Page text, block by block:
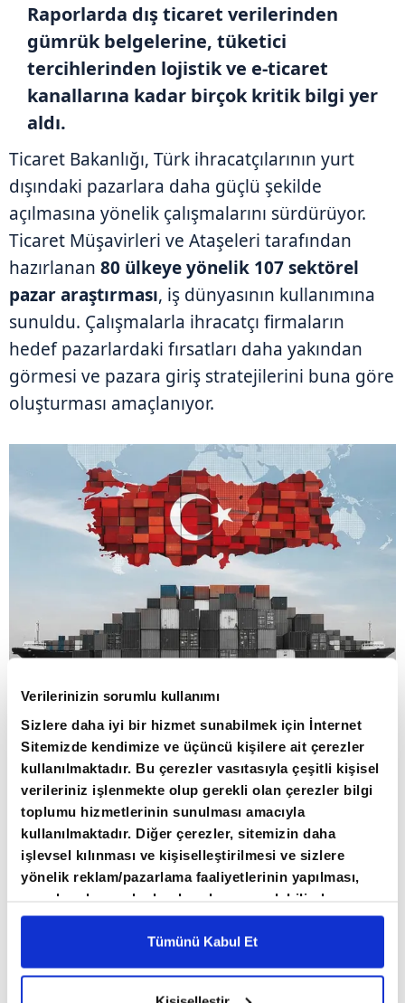
Verilerinizin sorumlu kullanımı
Sizlere daha iyi bir hizmet sunabilmek için İnternet
Sitemizde kendimize ve üçüncü kişilere ait çerezler
kullanılmaktadır. Bu çerezler vasıtasıyla çeşitli kişisel
verileriniz işlenmekte olup gerekli olan çerezler bilgi
toplumu hizmetlerinin sunulması amacıyla
kullanılmaktadır. Diğer çerezler, sitemizin daha
işlevsel kılınması ve kişiselleştirilmesi ve sizlere
yönelik reklam/pazarlama faaliyetlerinin yapılması,
amaçlarıyla sınırlı olarak açık rızanız dahilinde
kullanılacaktır. Çerezlere ilişkin tercihlerinizi çerez
paneli vasıtasıyla belirleyebilirsiniz. Çerezlere ilişkin
detaylı bilgi için Ayarlar butonuna tıklayabilir,
Tümünü Kabul Et
Raporlarda dış ticaret verilerinden
gümrük belgelerine, tüketici
tercihlerinden lojistik ve e-ticaret
kanallarına kadar birçok kritik bilgi yer
aldı.
Ticaret Bakanlığı, Türk ihracatçılarının yurt
dışındaki pazarlara daha güçlü şekilde
açılmasına yönelik çalışmalarını sürdürüyor.
Ticaret Müşavirleri ve Ataşeleri tarafından
hazırlanan 80 ülkeye yönelik 107 sektörel
pazar araştırması, iş dünyasının kullanımına
sunuldu. Çalışmalarla ihracatçı firmaların
hedef pazarlardaki fırsatları daha yakından
görmesi ve pazara giriş stratejilerini buna göre
oluşturması amaçlanıyor.
80 ÜLKEDE 107 SEKTÖREL RAPOR
HAZIRLANDI
Ticaret Bakanlığının açıklamasına göre,
ihracatın geliştirilmesi, çeşitlendirilmesi ve
sürdürülebilirliğinin sağlanması Ticaret
Müşavirleri ve Ataşelerinin öncelikli görevleri
arasında bulunuyor. Müşavirlikler ve ataşelikler,
görev yaptıkları ülkelerde Türk iş dünyasının ilk
temas noktaları ve temsilcileri olarak faaliyet
gösteriyor.